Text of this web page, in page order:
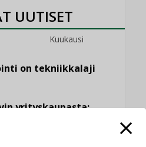
UUTISET
Kuukausi
on tekniikkalaji
yrityskaupasta: